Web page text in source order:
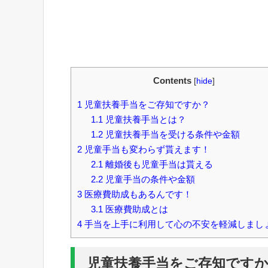
Contents [hide]
1 児童扶養手当をご存知ですか？
1.1 児童扶養手当とは？
1.2児童扶養手当を受ける条件や金額
2 児童手当も変わらず貰えます！
2.1 離婚後も児童手当は貰える
2.2児童手当の条件や金額
3 医療費助成もあるんです！
3.1 医療費助成とは
4 手当を上手に利用して心の不安を軽減しまし
児童扶養手当をご存知です